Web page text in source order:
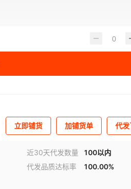
立即铺货 加铺货单 代
近30天代发数量
100以内
代发品质达标率
100.00%